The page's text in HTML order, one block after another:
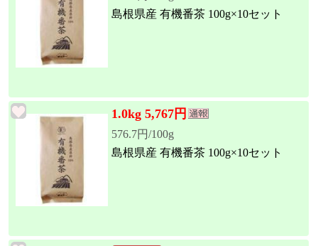
島根県産 有機番茶 100g×10セット
1.0kg 5,767円
576.7円/100g
島根県産 有機番茶 100g×10セット